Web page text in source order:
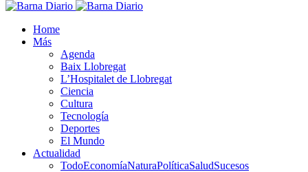
Home
Más
Agenda
Baix Llobregat
L’Hospitalet de Llobregat
Ciencia
Cultura
Tecnología
Deportes
El Mundo
Actualidad
TodoEconomíaNaturaPolíticaSaludSucesos